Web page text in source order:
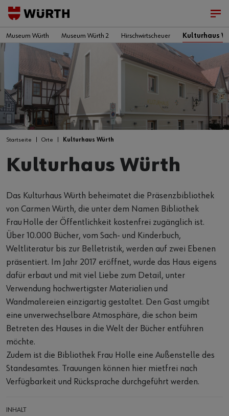
Museum Würth Museum Würth 2 Hirschwirtscheuer Kulturhaus
Startseite Orte Kulturhaus Würth
Kulturhaus Würth
Das Kulturhaus Würth beheimatet die Präsenzbibliothek
von Carmen Würth, die unter dem Namen Bibliothek
Frau Holle der Öffentlichkeit kostenfrei zugänglich ist.
Über 10.000 Bücher, vom Sach- und Kinderbuch,
Weltliteratur bis zur Belletristik, werden auf zwei Ebenen
präsentiert. Im Jahr 2017 eröffnet, wurde das Haus eigens
dafür erbaut und mit viel Liebe zum Detail, unter
Verwendung hochwertigster Materialien und
Wandmalereien einzigartig gestaltet. Den Gast umgibt
eine unverwechselbare Atmosphäre, die schon beim
Betreten des Hauses in die Welt der Bücher entführen
möchte.
Zudem ist die Bibliothek Frau Holle eine Außenstelle des
Standesamtes. Trauungen können hier mietfrei nach
Verfügbarkeit und Rücksprache durchgeführt werden.
INHALT